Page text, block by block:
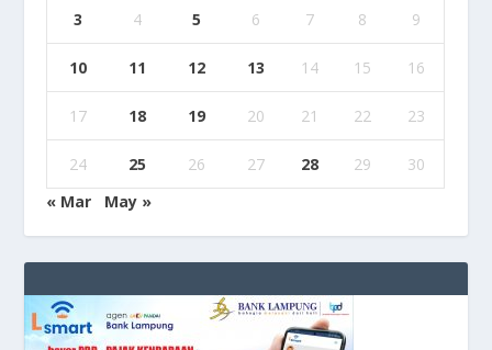
3 4 5 6 7 8 9
10 11 12 13 14 15 16
17 18 19 20 21 22 23
24 25 26 27 28 29
30
« Mar
May »